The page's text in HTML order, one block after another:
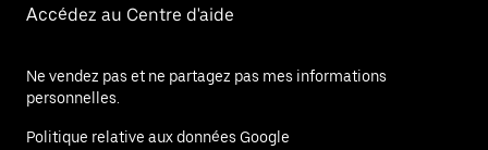
Accédez au Centre d'aide
Ne vendez pas et ne partagez pas mes informations
personnelles.
Politique relative aux données Google